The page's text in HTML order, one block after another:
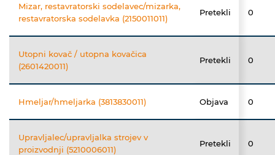
Mizar, restavratorski sodelavec/mizarka,
restavratorska sodelavka (2150011011)
Pretekli 0
Utopni kovač / utopna kovačica
(2601420011)
Pretekli 0
Hmeljar/hmeljarka (3813830011) Objava 0
Upravljalec/upravljalka strojev v
proizvodnji (5210006011)
Pretekli 0